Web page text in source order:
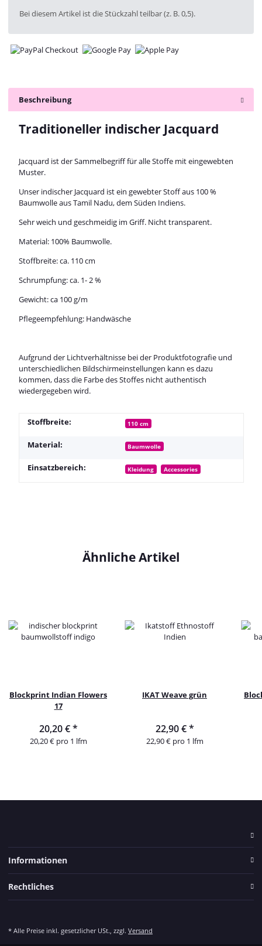
Bei diesem Artikel ist die Stückzahl teilbar (z. B. 0,5).
Beschreibung
Traditioneller indischer Jacquard
Jacquard ist der Sammelbegriff für alle Stoffe mit eingewebten
Muster.
Unser indischer Jacquard ist ein gewebter Stoff aus 100 %
Baumwolle aus Tamil Nadu, dem Süden Indiens.
Sehr weich und geschmeidig im Griff. Nicht transparent.
Material: 100% Baumwolle.
Stoffbreite: ca. 110 cm
Schrumpfung: ca. 1- 2 %
Gewicht: ca 100 g/m
Pflegeempfehlung: Handwäsche
Aufgrund der Lichtverhältnisse bei der Produktfotografie und
unterschiedlichen Bildschirmeinstellungen kann es dazu
kommen, dass die Farbe des Stoffes nicht authentisch
wiedergegeben wird.
Stoffbreite: 110 cm
Material: Baumwolle
Einsatzbereich: Kleidung Accessories
Ähnliche Artikel
Blockprint Indian Flowers
17
20,20 €*
20,20 € pro 1 lfm
IKAT Weave grün
22,90 €*
22,90 € pro 1 lfm
Informationen
Rechtliches
* Alle Preise inkl. gesetzlicher USt., zzgl. Versand